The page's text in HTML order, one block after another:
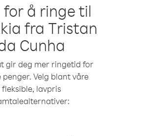
for å ringe til
fra Tristan
Cunha
gir deg mer ringetid for
penger. Velg blant våre
fleksible, lavpris